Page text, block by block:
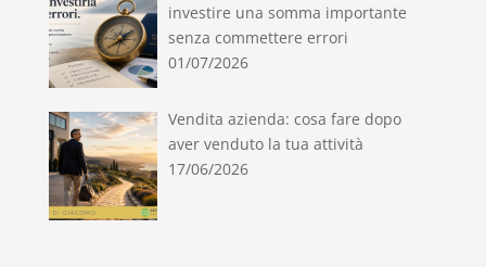
investire una somma importante
senza commettere errori
01/07/2026
Vendita azienda: cosa fare dopo
aver venduto la tua attività
17/06/2026